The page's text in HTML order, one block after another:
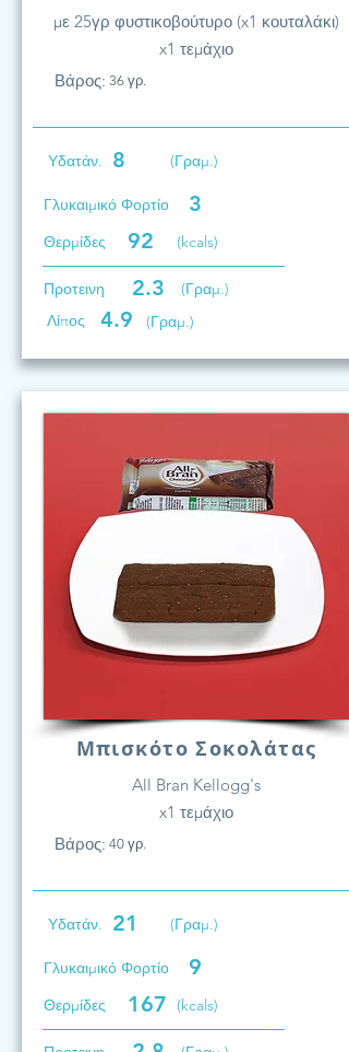
με 25γρ φυστικοβούτυρο (x1 κουταλάκι)
x1 τεμάχιο
Βάρος: 36 γρ.
Υδατάν. 8 (Γραμ.)
Γλυκαιμικό Φορτίο 3
Θερμίδες 92 (kcals)
Προτεινη 2.3
(Γραμ.)
Λίπος
4.9 (Γραμ.)
Μπισκότο Σοκολάτας
All Bran Kellogg's
x1 τεμάχιο
Βάρος: 40 γρ.
Υδατάν. 21 (Γραμ.)
Γλυκαιμικό Φορτίο 9
Θερμίδες 167 (kcals)